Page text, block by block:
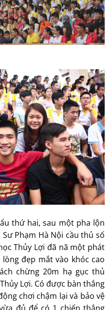
thứ hai, sau một pha lộn
Phạm Hà Nội cầu thủ số
Thủy Lợi đã nã một phát
đẹp mắt vào khóc cao
chừng 20m hạ gục thủ
Lợi. Có được bàn thắng
chơi chậm lại và bảo vệ